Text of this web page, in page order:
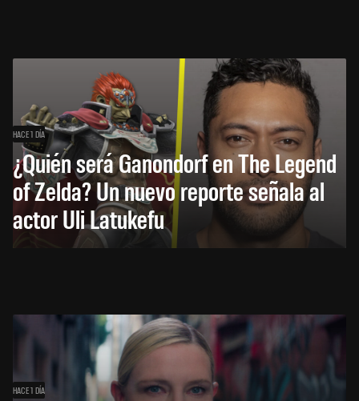
HACE 1 DÍA
¿Quién será Ganondorf en The Legend
of Zelda? Un nuevo reporte señala al
actor Uli Latukefu
HACE 1 DÍA